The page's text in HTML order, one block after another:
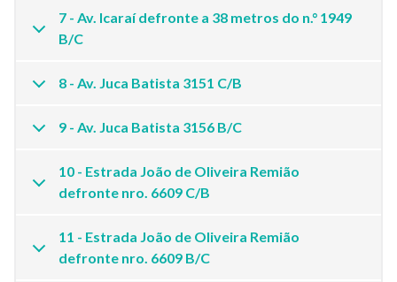
7 - Av. Icaraí defronte a 38 metros do n.° 1949
B/C
8 - Av. Juca Batista 3151 C/B
9 - Av. Juca Batista 3156 B/C
10 - Estrada João de Oliveira Remião
defronte nro. 6609 C/B
11 - Estrada João de Oliveira Remião
defronte nro. 6609 B/C